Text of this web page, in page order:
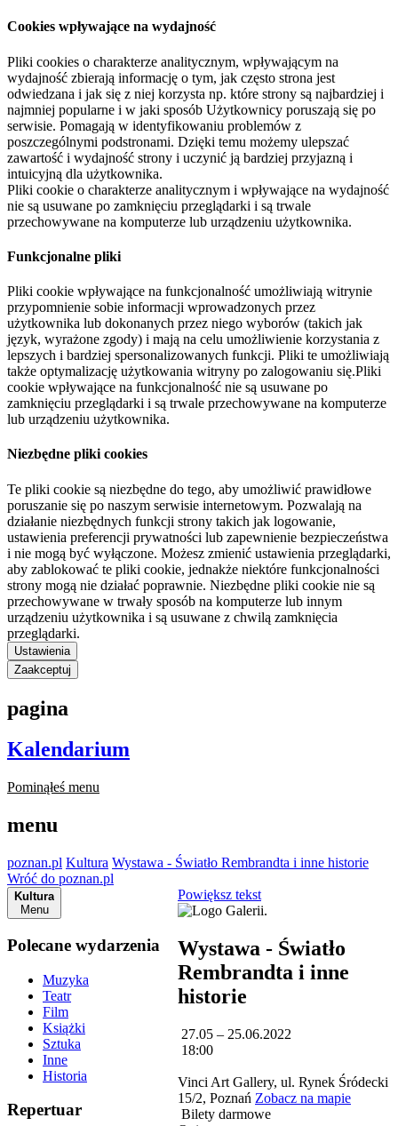
Cookies wpływające na wydajność
Pliki cookies o charakterze analitycznym, wpływającym na
wydajność zbierają informację o tym, jak często strona jest
odwiedzana i jak się z niej korzysta np. które strony są najbardziej i
najmniej popularne i w jaki sposób Użytkownicy poruszają się po
serwisie. Pomagają w identyfikowaniu problemów z
poszczególnymi podstronami. Dzięki temu możemy ulepszać
zawartość i wydajność strony i uczynić ją bardziej przyjazną i
intuicyjną dla użytkownika.
Pliki cookie o charakterze analitycznym i wpływające na wydajność
nie są usuwane po zamknięciu przeglądarki i są trwale
przechowywane na komputerze lub urządzeniu użytkownika.
Funkcjonalne pliki
Pliki cookie wpływające na funkcjonalność umożliwiają witrynie
przypomnienie sobie informacji wprowadzonych przez
użytkownika lub dokonanych przez niego wyborów (takich jak
język, wyrażone zgody) i mają na celu umożliwienie korzystania z
lepszych i bardziej spersonalizowanych funkcji. Pliki te umożliwiają
także optymalizację użytkowania witryny po zalogowaniu się.Pliki
cookie wpływające na funkcjonalność nie są usuwane po
zamknięciu przeglądarki i są trwale przechowywane na komputerze
lub urządzeniu użytkownika.
Niezbędne pliki cookies
Te pliki cookie są niezbędne do tego, aby umożliwić prawidłowe
poruszanie się po naszym serwisie internetowym. Pozwalają na
działanie niezbędnych funkcji strony takich jak logowanie,
ustawienia preferencji prywatności lub zapewnienie bezpieczeństwa
i nie mogą być wyłączone. Możesz zmienić ustawienia przeglądarki,
aby zablokować te pliki cookie, jednakże niektóre funkcjonalności
strony mogą nie działać poprawnie. Niezbędne pliki cookie nie są
przechowywane w trwały sposób na komputerze lub innym
urządzeniu użytkownika i są usuwane z chwilą zamknięcia
przeglądarki.
Ustawienia
Zaakceptuj
pagina
Kalendarium
Pominąłeś menu
menu
poznan.pl Kultura Wystawa - Światło Rembrandta i inne historie
Wróć do poznan.pl
Kultura
Menu
Polecane wydarzenia
Muzyka
Teatr
Film
Książki
Sztuka
Inne
Historia
Repertuar
Powiększ tekst
Wystawa - Światło
Rembrandta i inne
historie
27.05 – 25.06.2022
18:00
Vinci Art Gallery, ul. Rynek Śródecki
15/2, Poznań Zobacz na mapie
Bilety darmowe